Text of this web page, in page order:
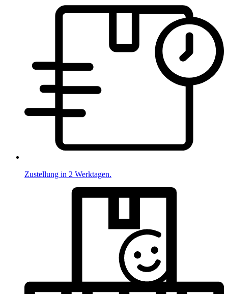
Zustellung in 2 Werktagen.